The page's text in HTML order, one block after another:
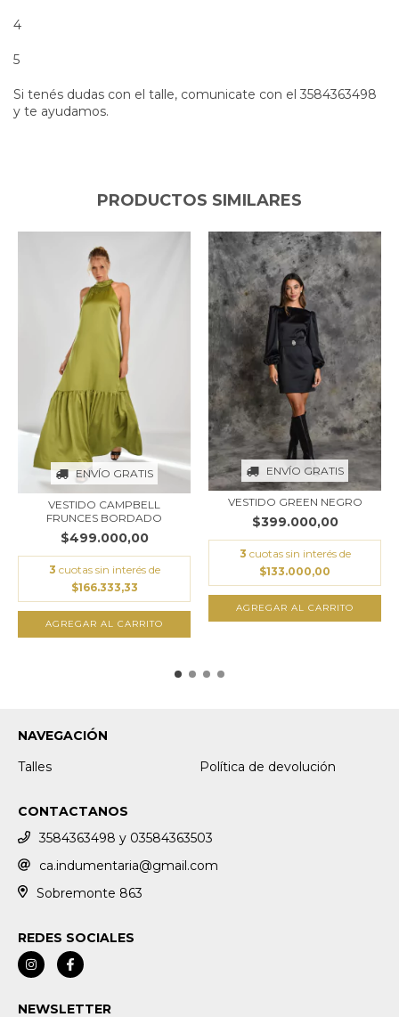
4
5
Si tenés dudas con el talle, comunicate con el 3584363498
y te ayudamos.
PRODUCTOS SIMILARES
ENVÍO GRATIS
VESTIDO CAMPBELL
FRUNCES BORDADO
$499.000,00
3 cuotas sin interés de
$166.333,33
AGREGAR AL CARRITO
ENVÍO GRATIS
VESTIDO GREEN NEGRO
$399.000,00
3 cuotas sin interés de
$133.000,00
AGREGAR AL CARRITO
NAVEGACIÓN
Talles
Política de devolución
CONTACTANOS
3584363498 y 03584363503
ca.indumentaria@gmail.com
Sobremonte 863
REDES SOCIALES
NEWSLETTER